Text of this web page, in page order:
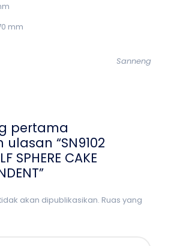
mm
Sanneng
pertama
“SN9102
SPHERE CAKE
akan dipublikasikan. Ruas yang